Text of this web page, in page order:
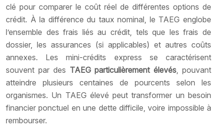
clé pour comparer le coût réel de différentes options de
crédit. À la différence du taux nominal, le TAEG englobe
l’ensemble des frais liés au crédit, tels que les frais de
dossier, les assurances (si applicables) et autres coûts
annexes. Les mini-crédits express se caractérisent
souvent par des TAEG particulièrement élevés , pouvant
atteindre plusieurs centaines de pourcents selon les
organismes. Un TAEG élevé peut transformer un besoin
financier ponctuel en une dette difficile, voire impossible à
rembourser.